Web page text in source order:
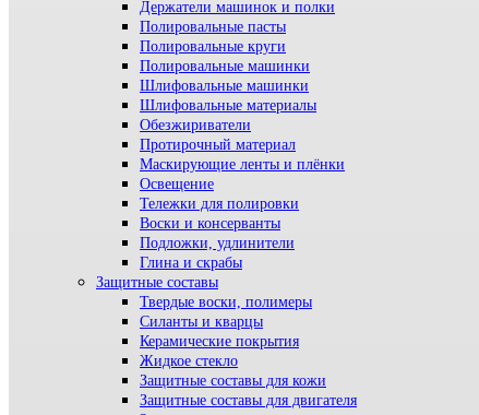
Держатели машинок и полки
Полировальные пасты
Полировальные круги
Полировальные машинки
Шлифовальные машинки
Шлифовальные материалы
Обезжириватели
Протирочный материал
Маскирующие ленты и плёнки
Освещение
Тележки для полировки
Воски и консерванты
Подложки, удлинители
Глина и скрабы
Защитные составы
Твердые воски, полимеры
Силанты и кварцы
Керамические покрытия
Жидкое стекло
Защитные составы для кожи
Защитные составы для двигателя